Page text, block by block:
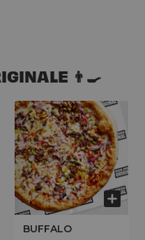
👨‍🍳
BUFFALO